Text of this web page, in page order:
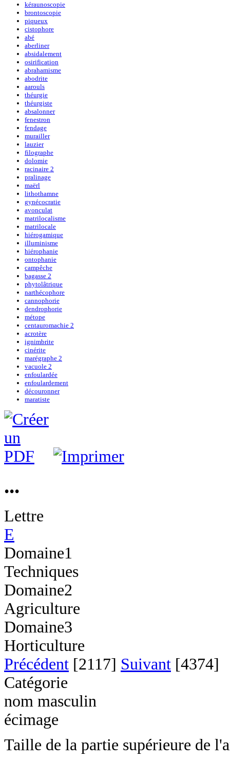
kéraunoscopie
brontoscopie
piqueux
cistophore
abé
aberliner
absidalement
osirification
abrahamisme
abodrite
aarouls
théurgie
théurgiste
absalonner
fenestron
fendage
murailler
lauzier
filographe
dolomie
racinaire 2
pralinage
maërl
lithothamne
gynécocratie
avonculat
matrilocalisme
matrilocale
hiérogamique
illuminisme
hiérophanie
ontophanie
campêche
bagasse 2
phytolâtrique
narthécophore
cannophorie
dendrophorie
métope
centauromachie 2
acrotère
ignimbrite
cinérite
marégraphe 2
vacuole 2
enfoulardée
enfoulardement
découronner
maratiste
...
Lettre
E
Domaine1
Techniques
Domaine2
Agriculture
Domaine3
Horticulture
Précédent [2117] Suivant [4374]
Catégorie
nom masculin
écimage
Taille de la partie supérieure de